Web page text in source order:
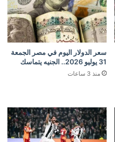
سعر الدولار اليوم في مصر الجمعة
31 يوليو 2026.. الجنيه يتماسك
منذ 3 ساعات